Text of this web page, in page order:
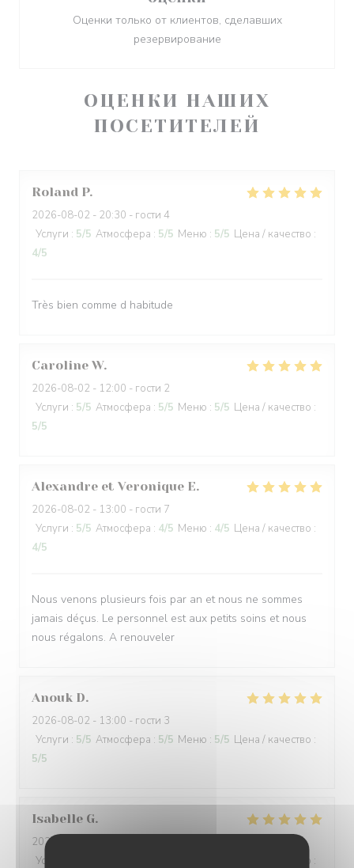
ОЦЕНКИ НАШИХ
ПОСЕТИТЕЛЕЙ
Roland P
2026-08-02 - 20:30 - гости 4
Услуги : 5/5 Атмосфера : 5/5 Меню : 5/5 Цена / качество :
4/5
Très bien comme d habitude
Caroline W
2026-08-02 - 12:00 - гости 2
Услуги : 5/5 Атмосфера : 5/5 Меню : 5/5 Цена / качество :
5/5
Alexandre et Veronique E
2026-08-02 - 13:00 - гости 7
Услуги : 5/5 Атмосфера : 4/5 Меню : 4/5 Цена / качество :
4/5
Nous venons plusieurs fois par an et nous ne sommes
jamais déçus. Le personnel est aux petits soins et nous
nous régalons. A renouveler
Anouk D
2026-08-02 - 13:00 - гости 3
Услуги : 5/5 Атмосфера : 5/5 Меню : 5/5 Цена / качество :
5/5
Isabelle G
2026-08-01
Услуги
Цена / качество :
Оценки только от клиентов, сделавших
резервирование